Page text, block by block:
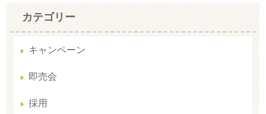
カテゴリー
キャンペーン
即売会
採用